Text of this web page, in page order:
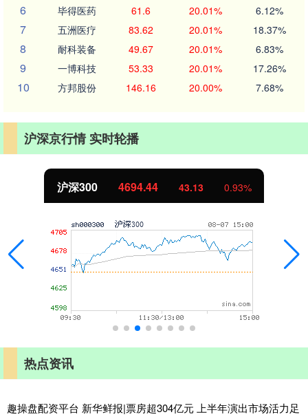
6 毕得医药 61.6 20.01% 6.12%
7 五洲医疗 83.62 20.01% 18.37%
8 耐科装备 49.67 20.01% 6.83%
9 一博科技 53.33 20.01% 17.26%
10 方邦股份 146.16 20.00% 7.68%
沪深京行情 实时轮播
北证50 1134.24 11.37 1.01%
热点资讯
趣操盘配资平台 新华鲜报|票房超304亿元 上半年演出市场活力足